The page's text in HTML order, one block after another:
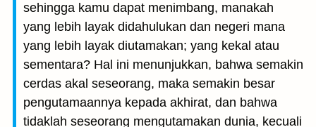
sehingga kamu dapat menimbang, manakah
yang lebih layak didahulukan dan negeri mana
yang lebih layak diutamakan; yang kekal atau
sementara? Hal ini menunjukkan, bahwa semakin
cerdas akal seseorang, maka semakin besar
pengutamaannya kepada akhirat, dan bahwa
tidaklah seseorang mengutamakan dunia, kecuali